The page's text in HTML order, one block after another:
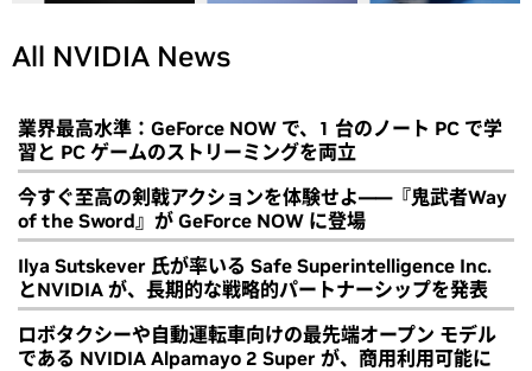
All NVIDIA News
業界最高水準：GeForce NOW で、1 台のノート PC で学
習と PC ゲームのストリーミングを両立
今すぐ至高の剣戟アクションを体験せよ――『鬼武者Way
of the Sword』が GeForce NOW に登場
Ilya Sutskever 氏が率いる Safe Superintelligence Inc.
とNVIDIA が、長期的な戦略的パートナーシップを発表
ロボタクシーや自動運転車向けの最先端オープン モデル
である NVIDIA Alpamayo 2 Super が、商用利用可能に